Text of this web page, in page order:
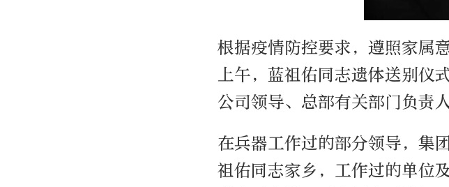
根据疫情防控要求，遵照家属
上午，蓝祖佑同志遗体送别仪
公司领导、总部有关部门负责
在兵器工作过的部分领导，集
祖佑同志家乡，工作过的单位